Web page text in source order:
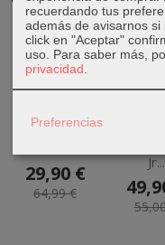
-54 %
Bikini Rip Curl
29,90 €
64,99 €
Jr...
recuerdando tus
además de avisarnos
click en "Aceptar"
uso. Para saber más,
privacidad
Preferencias